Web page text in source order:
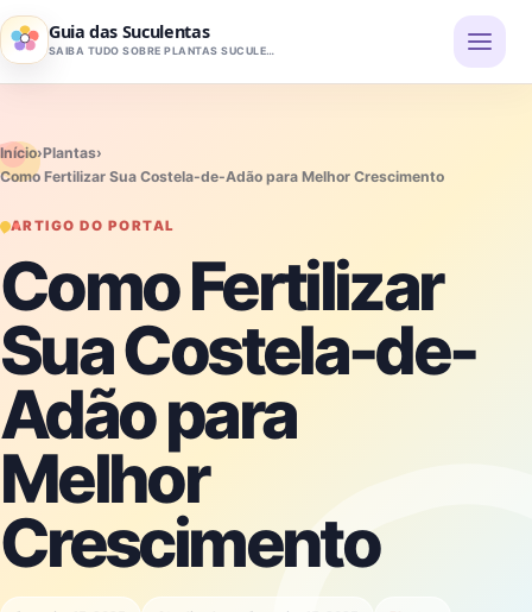
Pular para o conteúdo
Guia das Suculentas
SAIBA TUDO SOBRE PLANTAS SUCULENTAS
Início›Plantas›
Como Fertilizar Sua Costela-de-Adão para Melhor Crescimento
ARTIGO DO PORTAL
Como Fertilizar
Sua Costela-de-
Adão para
Melhor
Crescimento